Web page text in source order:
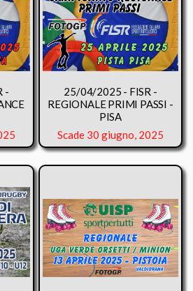
-
25/04/2025 - FISR -
REGIONALE PRIMI PASSI -
PISA
Scade 30 giugno, 2025